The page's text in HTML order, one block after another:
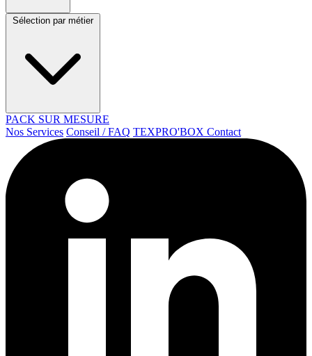
Sélection par métier
PACK SUR MESURE
Nos Services Conseil / FAQ TEXPRO'BOX Contact